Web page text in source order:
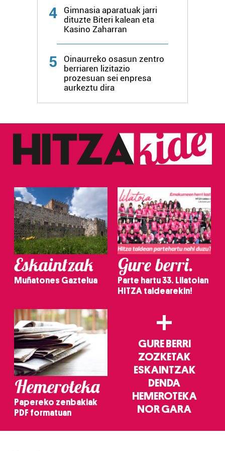
4
Gimnasia aparatuak jarri
dituzte Biteri kalean eta
Kasino Zaharran
5
Oinaurreko osasun zentro
berriaren lizitazio
prozesuan sei enpresa
aurkeztu dira
Eskaintzak
Muñatones Gaztelua
Gure berri.
Parte hartu 33. Lilatoian
HITZA taldearekin!
Hemeroteka
Papereko zenbakiak
PDF formatuan
+
GURE BERRI
ZOZKETAK
ESKAINTZAK
DENDA
HEMEROTEKA
NOR GARA